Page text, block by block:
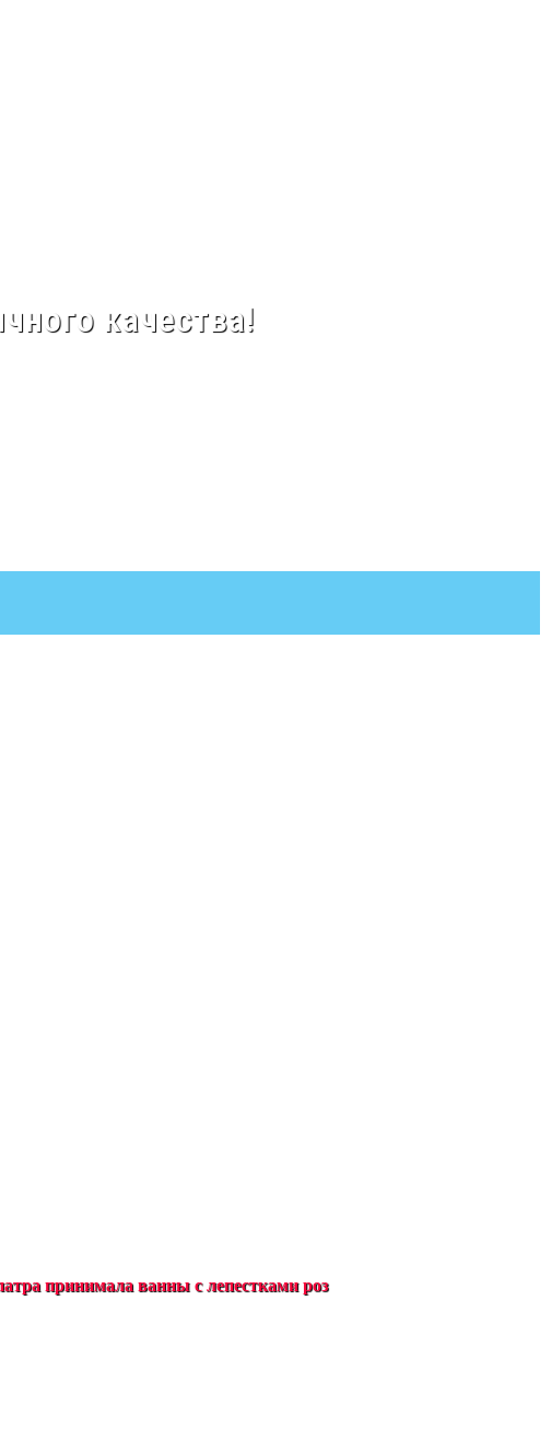
качества!
принимала ванны с лепестками роз